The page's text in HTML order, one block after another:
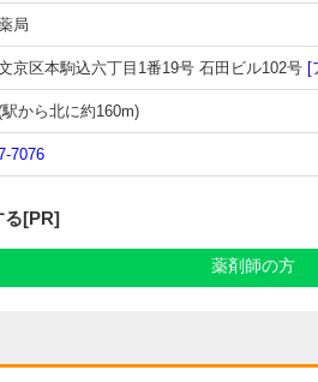
局
京区本駒込六丁目1番19号 石田ビル102号 [
から北に約160m)
7076
る[PR]
薬剤師の方